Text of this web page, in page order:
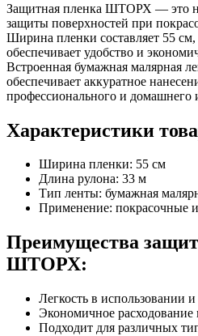
Защитная пленка ШТОРХ — это
защиты поверхностей при
Ширина пленки составляет 55
обеспечивает удобство и
Встроенная бумажная малярная
обеспечивает аккуратное
профессионального и домашнего
Характеристики
Ширина пленки: 55 см
Длина рулона: 33 м
Тип ленты: бумажная
Применение: покрасочные
Преимущества
ШТОРХ:
Легкость в использовании
Экономичное расходование
Подходит для различных